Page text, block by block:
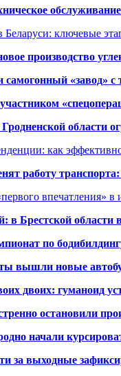
Беларуси: ключевые
производство
«завод» с
области
как
работу
впечатления» в
в Брестской
по
вышли новые
двоих: гуманоид
остановили
начали
за выходные